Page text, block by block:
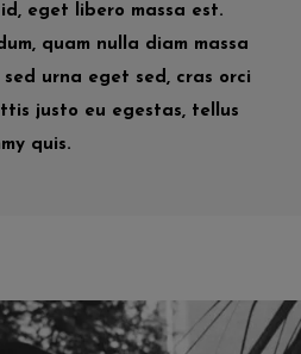
eget libero massa est.
quam nulla diam massa
urna eget sed, cras orci
justo eu egestas, tellus
quis.